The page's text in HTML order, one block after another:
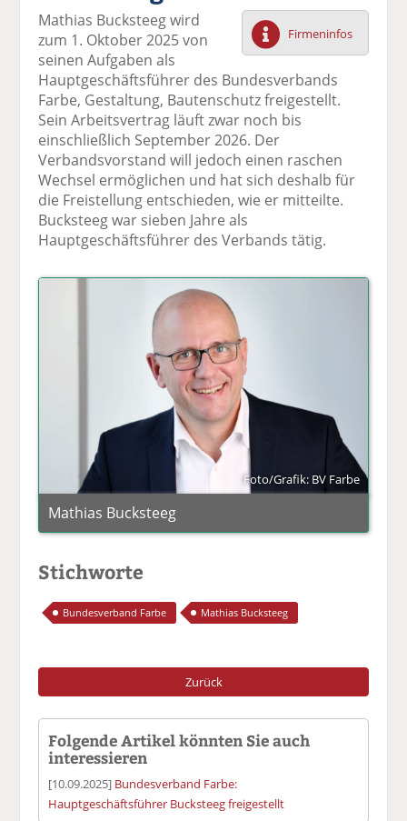
F
ac
e
b
o
o
k
te
il
e
tt
er
n
Li
n
k
e
di
il
e
n
E
m
ai
l
v
n
d
e
ck
e
n
Firmeninfos
Mathias Bucksteeg wird
zum 1. Oktober 2025 von
seinen Aufgaben als
Hauptgeschäftsführer des Bundesverbands
Farbe, Gestaltung, Bautenschutz freigestellt.
Sein Arbeitsvertrag läuft zwar noch bis
einschließlich September 2026. Der
Verbandsvorstand will jedoch einen raschen
Wechsel ermöglichen und hat sich deshalb für
die Freistellung entschieden, wie er mitteilte.
Bucksteeg war sieben Jahre als
Hauptgeschäftsführer des Verbands tätig.
Foto/Grafik: BV Farbe
Mathias Bucksteeg
Stichworte
Bundesverband Farbe Mathias Bucksteeg
Zurück
Folgende Artikel könnten Sie auch
interessieren
[10.09.2025] Bundesverband Farbe:
Hauptgeschäftsführer Bucksteeg freigestellt